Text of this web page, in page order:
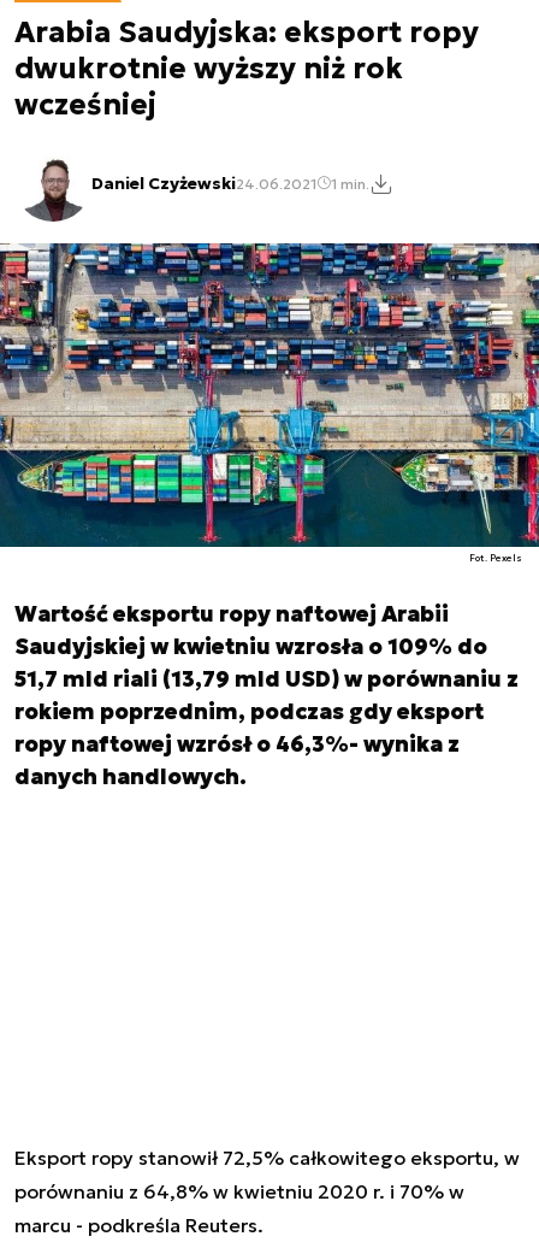
Arabia Saudyjska: eksport ropy
dwukrotnie wyższy niż rok
wcześniej
Daniel Czyżewski24.06.2021 1 min.
Fot. Pexels
Wartość eksportu ropy naftowej Arabii
Saudyjskiej w kwietniu wzrosła o 109% do
51,7 mld riali (13,79 mld USD) w porównaniu z
rokiem poprzednim, podczas gdy eksport
ropy naftowej wzrósł o 46,3%- wynika z
danych handlowych.
Eksport ropy stanowił 72,5% całkowitego eksportu, w
porównaniu z 64,8% w kwietniu 2020 r. i 70% w
marcu - podkreśla Reuters.